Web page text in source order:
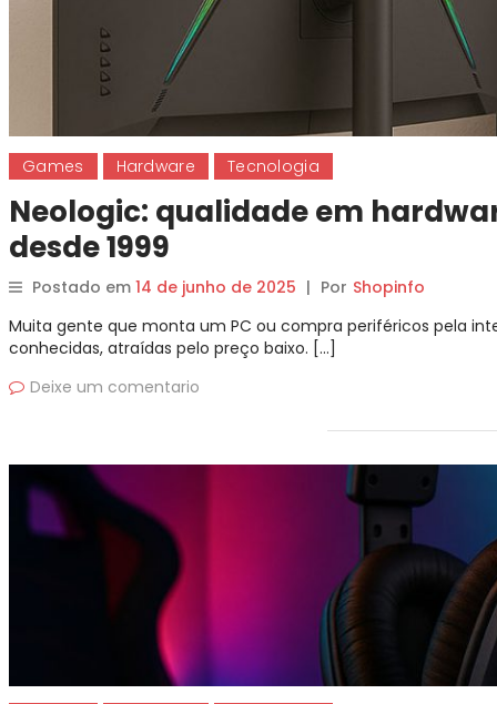
Games Hardware Tecnologia
Neologic: qualidade em
desde 1999
Postado em 14 de junho de 2025 | Por Shopinfo
Muita gente que monta um PC ou compra periféricos pela
conhecidas, atraídas pelo preço baixo. […]
Deixe um comentario